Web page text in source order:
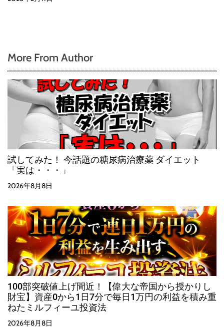
More From Author
試してみた！ 今話題の糖尿病治療薬 ダイエット
「実は・・・」
2026年8月8日
100部突破値上げ間近！【偉大な帝国から授かりし
財宝】資産0から1日7分で毎日1万円の利益を積み重
ねたミルフィーユ投資法
2026年8月8日